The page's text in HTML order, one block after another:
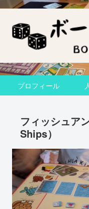
プロフィール
フィッシュア
Ships）